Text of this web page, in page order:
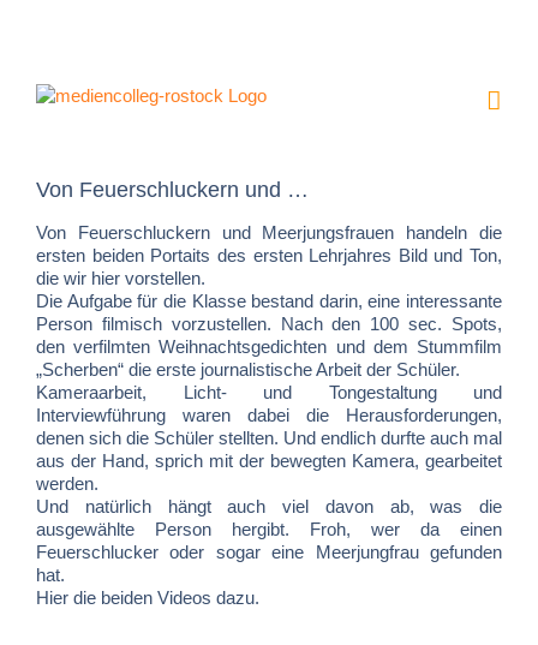
Von Feuerschluckern und …
Von Feuerschluckern und Meerjungsfrauen handeln die
ersten beiden Portaits des ersten Lehrjahres Bild und Ton,
die wir hier vorstellen.
Die Aufgabe für die Klasse bestand darin, eine interessante
Person filmisch vorzustellen. Nach den 100 sec. Spots,
den verfilmten Weihnachtsgedichten und dem Stummfilm
„Scherben“ die erste journalistische Arbeit der Schüler.
Kameraarbeit, Licht- und Tongestaltung und
Interviewführung waren dabei die Herausforderungen,
denen sich die Schüler stellten. Und endlich durfte auch mal
aus der Hand, sprich mit der bewegten Kamera, gearbeitet
werden.
Und natürlich hängt auch viel davon ab, was die
ausgewählte Person hergibt. Froh, wer da einen
Feuerschlucker oder sogar eine Meerjungfrau gefunden
hat.
Hier die beiden Videos dazu.